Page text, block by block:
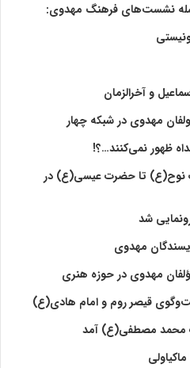
نشست‌های فرهنگ مهدوی:‌
و آخرالزمان
مهدوی در شبکه چهار
ظهور نمی‌کنند…؟!
نوح(ع) تا حضرت عیسی(ع) در
شد
مهدوی
مهدوی در حوزه هنری
قیصر روم و امام هادی(ع)
محمد مصطفی(ع) آمد